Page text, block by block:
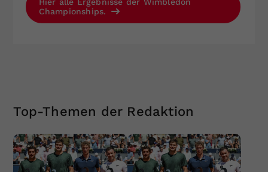
Championships.
Top-Themen der Redaktion